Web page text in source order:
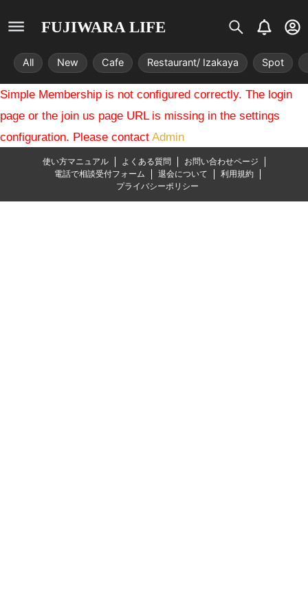
FUJIWARA LIFE
S
i
s
t
r
i
x
B
e
l
l
U
s
r
-
c
c
All New Cafe Restaurant/ Izakaya Spot
Simple Membership is not configured correctly. The login
page or the join us page URL is missing in the settings
configuration. Please contact Admin
使い方マニュアル よくある質問
お問い合わせページ
電話で相談受付フォーム
退会について
利用規約
プライバシーポリシー